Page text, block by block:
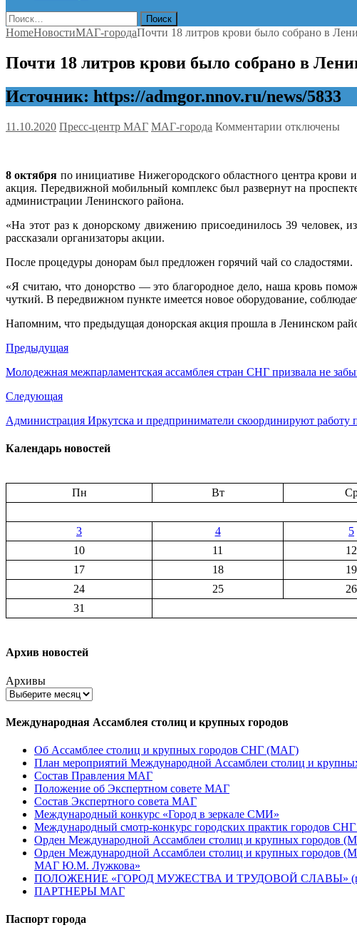
Найти:
HomeНовостиМАГ-городаПочти 18 литров крови было собрано в
Почти 18 литров крови было собрано в
Источник: https://admgor.nnov.ru/news/5833
11.10.2020 Пресс-центр МАГ МАГ-города Комментарии к
литров
крови
в
Нижнего
в
рамках
донорской
акции
отключены
8 октября по инициативе Нижегородского областного центра
акция. Передвижной мобильный комплекс был развернут на
администрации Ленинского района.
«На этот раз к донорскому движению присоединилось 39 человек,
рассказали организаторы акции.
После процедуры донорам был предложен горячий чай со сладостями.
«Я считаю, что донорство — это благородное дело, наша кровь
чуткий. В передвижном пункте имеется новое оборудование,
Напомним, что предыдущая донорская акция прошла в Ленинском
Предыдущая
Молодежная межпарламентская ассамблея стран СНГ призвала не
Следующая
Администрация Иркутска и предприниматели скоординируют
Календарь новостей
Пн
Вт
3
4 5
10
11 12
17
18 19
24
25 26
31
Архив новостей
Архивы
Международная Ассамблея столиц и крупных городов
Об Ассамблее столиц и крупных городов СНГ (МАГ)
План мероприятий Международной Ассамблеи столиц и
Состав Правления МАГ
Положение об Экспертном совете МАГ
Состав Экспертного совета МАГ
Международный конкурс «Город в зеркале СМИ»
Международный смотр-конкурс городских практик городов
Орден Международной Ассамблеи столиц и крупных городов
Орден Международной Ассамблеи столиц и крупных городов
МАГ Ю.М. Лужкова»
ПОЛОЖЕНИЕ «ГОРОД МУЖЕСТВА И ТРУДОВОЙ СЛАВЫ»
ПАРТНЕРЫ МАГ
Паспорт города